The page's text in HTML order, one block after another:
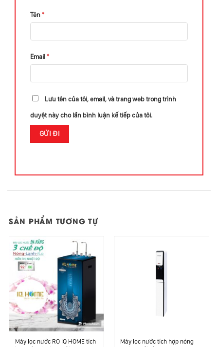
Tên*
Email*
Lưu tên của tôi, email, và trang web trong trình
duyệt này cho lần bình luận kế tiếp của tôi.
SẢN PHẨM TƯƠNG TỰ
Máy lọc nước RO IQ HOME tích
Máy lọc nước tích hợp nóng